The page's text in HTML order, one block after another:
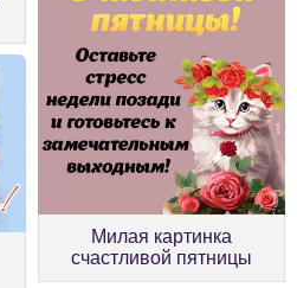
Милая картинка
счастливой пятницы